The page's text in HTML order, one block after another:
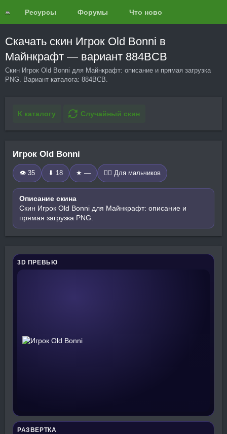
Ресурсы Форумы Что нового?
Скачать скин Игрок Old Bonni в
Майнкрафт — вариант 884BCB
Скин Игрок Old Bonni для Майнкрафт: описание и прямая загрузка
PNG. Вариант каталога: 884BCB.
К каталогу Случайный скин
Игрок Old Bonni
👁 35 ⬇ 18 ★ — 🧍‍♂️ Для мальчиков
Описание скина
Скин Игрок Old Bonni для Майнкрафт: описание и
прямая загрузка PNG.
3D ПРЕВЬЮ
РАЗВЕРТКА